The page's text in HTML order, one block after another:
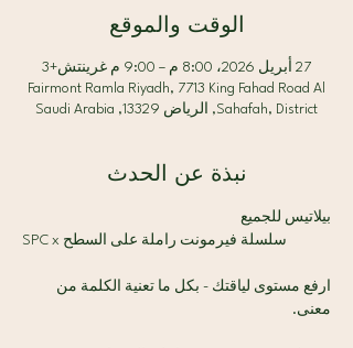
الوقت والموقع
27 أبريل 2026، 8:00 م – 9:00 م غرينتش+3
Fairmont Ramla Riyadh, 7713 King Fahad Road Al
Sahafah, District, الرياض 13329, Saudi Arabia
نبذة عن الحدث
بيلاتيس للجميع
ارفع مستوى لياقتك - بكل ما تعنية الكلمة من
معنى.